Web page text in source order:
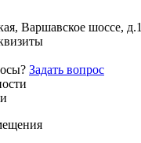
Варшавское шоссе, д.1
Задать вопрос